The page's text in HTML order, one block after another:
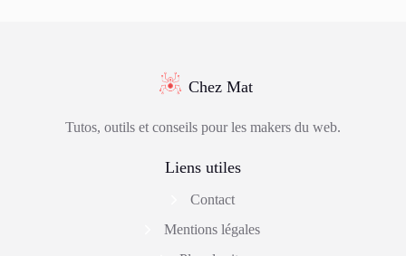
Chez Mat
Tutos, outils et conseils pour les makers du web.
Liens utiles
Contact
Mentions légales